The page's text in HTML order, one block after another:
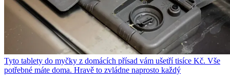
Tyto tablety do myčky z domácích přísad vám ušetří tisíce Kč. Vše
potřebné máte doma. Hravě to zvládne naprosto každý